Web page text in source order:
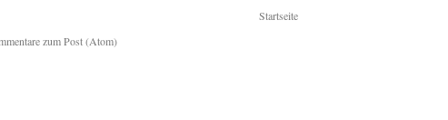
Startseite
zum Post (Atom)